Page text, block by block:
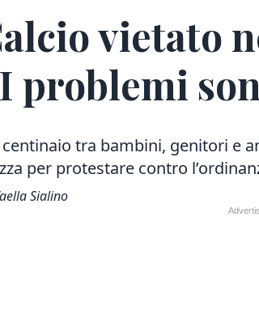
vietato
problemi
tra bambini, genitori e
per protestare contro
Sialino